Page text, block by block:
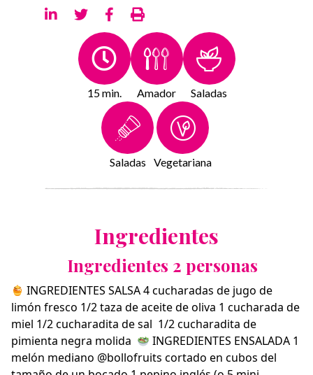
15 min. Amador Saladas
Saladas Vegetariana
Ingredientes
Ingredientes 2 personas
INGREDIENTES SALSA⁣ 4 cucharadas de jugo de
limón fresco⁣ 1/2 taza de aceite de oliva⁣ 1 cucharada de
miel⁣ 1/2 cucharadita de sal ⁣ 1/2 cucharadita de
pimienta negra molida⁣ ⁣
INGREDIENTES ENSALADA⁣ 1
melón mediano @bollofruits cortado en cubos del